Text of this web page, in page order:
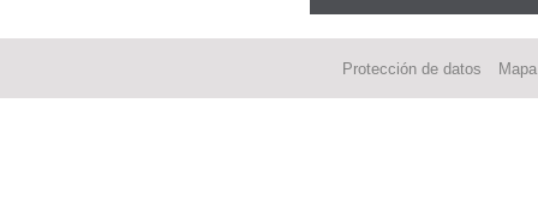
Protección de datos